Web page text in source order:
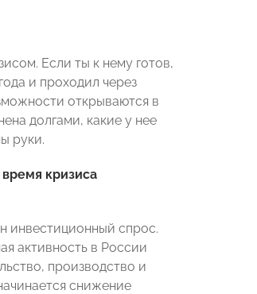
Если ты к нему готов,
и проходил через
открываются в
долгами, какие у нее
руки.
кризиса
инвестиционный спрос.
активность в России
производство и
снижение